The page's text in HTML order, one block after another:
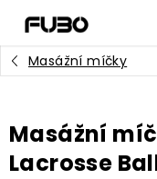
obsah
Masážní míčky
Masážní míč
Lacrosse